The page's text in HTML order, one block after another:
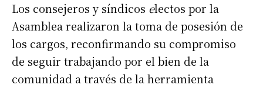
Los consejeros y síndicos electos por la
Asamblea realizaron la toma de posesión de
los cargos, reconfirmando su compromiso
de seguir trabajando por el bien de la
comunidad a través de la herramienta